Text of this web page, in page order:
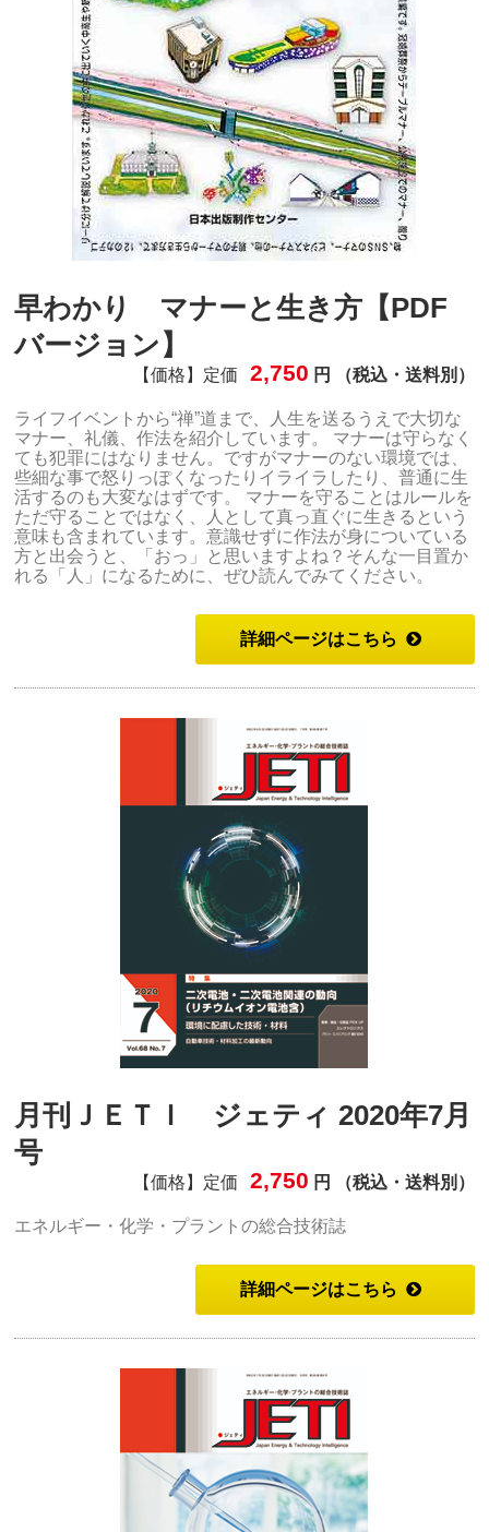
早わかり マナーと生き方【PDF
バージョン】
【価格】定価 2,750 円 （税込・送料別）
ライフイベントから“禅”道まで、人生を送るうえで大切な
マナー、礼儀、作法を紹介しています。 マナーは守らなく
ても犯罪にはなりません。ですがマナーのない環境では、
些細な事で怒りっぽくなったりイライラしたり、普通に生
活するのも大変なはずです。 マナーを守ることはルールを
ただ守ることではなく、人として真っ直ぐに生きるという
意味も含まれています。意識せずに作法が身についている
方と出会うと、「おっ」と思いますよね？そんな一目置か
れる「人」になるために、ぜひ読んでみてください。
詳細ページはこちら
月刊ＪＥＴＩ ジェティ 2020年7月
号
【価格】定価 2,750 円 （税込・送料別）
エネルギー・化学・プラントの総合技術誌
詳細ページはこちら